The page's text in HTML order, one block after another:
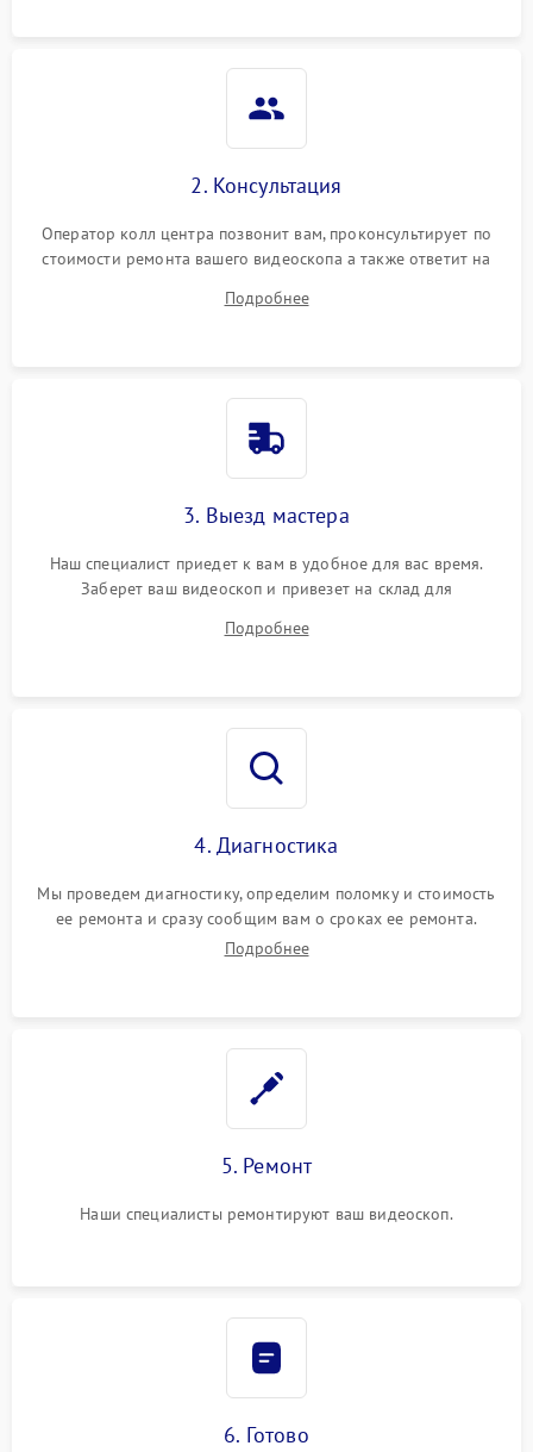
2. Консультация
Оператор колл центра позвонит вам, проконсультирует по
стоимости ремонта вашего видеоскопа а также ответит на
Подробнее
3. Выезд мастера
Наш специалист приедет к вам в удобное для вас время.
Заберет ваш видеоскоп и привезет на склад для
Подробнее
4. Диагностика
Мы проведем диагностику, определим поломку и стоимость
ее ремонта и сразу сообщим вам о сроках ее ремонта.
Подробнее
5. Ремонт
Наши специалисты ремонтируют ваш видеоскоп.
6. Готово